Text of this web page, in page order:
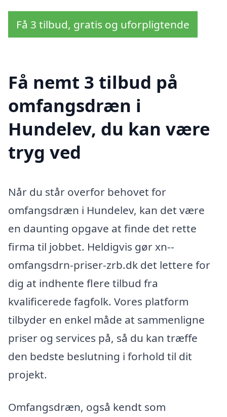
Få 3 tilbud, gratis og uforpligtende
Få nemt 3 tilbud på
omfangsdræn i
Hundelev, du kan være
tryg ved
Når du står overfor behovet for
omfangsdræn i Hundelev, kan det være
en daunting opgave at finde det rette
firma til jobbet. Heldigvis gør xn--
omfangsdrn-priser-zrb.dk det lettere for
dig at indhente flere tilbud fra
kvalificerede fagfolk. Vores platform
tilbyder en enkel måde at sammenligne
priser og services på, så du kan træffe
den bedste beslutning i forhold til dit
projekt.
Omfangsdræn, også kendt som